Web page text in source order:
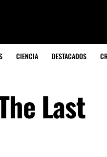
CIENCIA DESTACADOS
Last